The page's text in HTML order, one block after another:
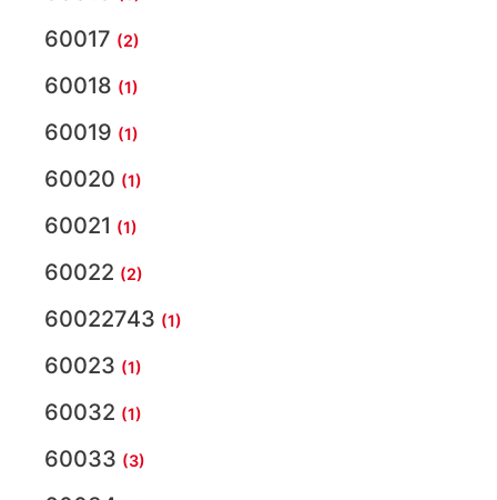
60017 (2)
60018 (1)
60019 (1)
60020 (1)
60021 (1)
60022 (2)
60022743 (1)
60023 (1)
60032 (1)
60033 (3)